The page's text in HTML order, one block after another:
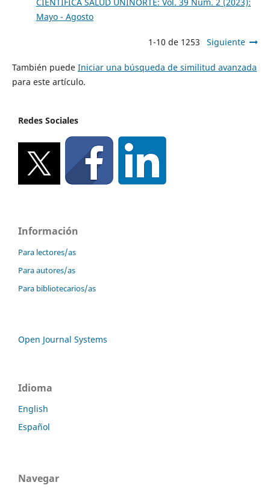
CIENTÍFICA SALUD UNINORTE: Vol. 39 Núm. 2 (2023):
Mayo - Agosto
1-10 de 1253 Siguiente
También puede Iniciar una búsqueda de similitud avanzada
para este artículo.
Redes Sociales
Información
Para lectores/as
Para autores/as
Para bibliotecarios/as
Open Journal Systems
Idioma
English
Español
Navegar